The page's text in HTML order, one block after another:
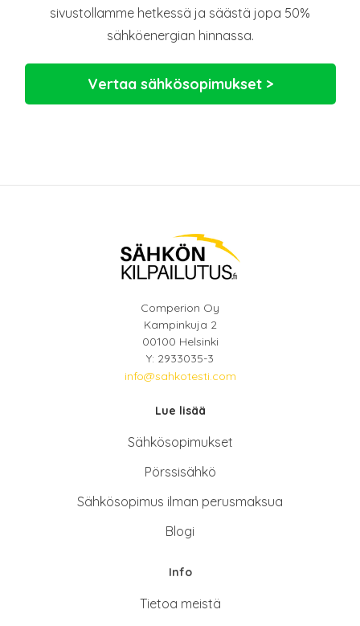
sivustollamme hetkessä ja säästä jopa 50%
sähköenergian hinnassa.
Vertaa sähkösopimukset >
Comperion Oy
Kampinkuja 2
00100 Helsinki
Y: 2933035-3
info@sahkotesti.com
Lue lisää
Sähkösopimukset
Pörssisähkö
Sähkösopimus ilman perusmaksua
Blogi
Info
Tietoa meistä